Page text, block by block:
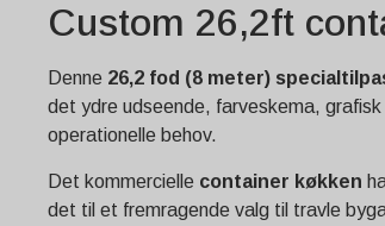
Custom 26,2ft
Denne 26,2 fod (8 meter)
det ydre udseende, farveskema,
operationelle behov.
Det kommercielle container køkken
det til et fremragende valg til travle